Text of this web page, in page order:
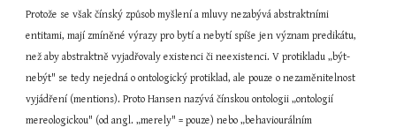
Protože se však čínský způsob myšlení a mluvy nezabývá abstraktními
entitami, mají zmíněné výrazy pro bytí a nebytí spíše jen význam predikátu,
než aby abstraktně vyjadřovaly existenci či neexistenci. V protikladu „být-
nebýt" se tedy nejedná o ontologický protiklad, ale pouze o nezaměnitelnost
vyjádření (mentions). Proto Hansen nazývá čínskou ontologii „ontologií
mereologickou" (od angl. „merely" = pouze) nebo „behaviourálním